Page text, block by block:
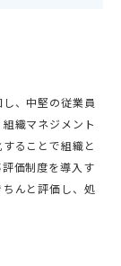
、中堅の従業員
織マネジメント
ることで組織と
価制度を導入す
んと評価し、処